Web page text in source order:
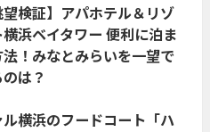
望検証】アパホテル＆リゾ
浜ベイタワー 便利に泊ま
法！みなとみらいを一望で
は？
ル横浜のフードコート「ハ